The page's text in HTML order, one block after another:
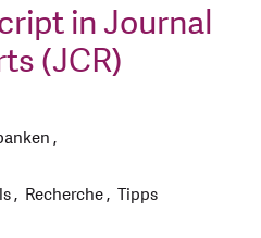
in Journal
(JCR)
Recherche
Tipps